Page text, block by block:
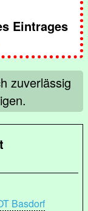
Eintrages
zuverlässig
Basdorf